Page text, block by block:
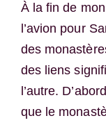
À la fin de
l’avion pour
des
des liens
l’autre.
que le